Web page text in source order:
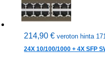
214,90€ veroton hinta
24X 10/100/1000 + 4X SFP